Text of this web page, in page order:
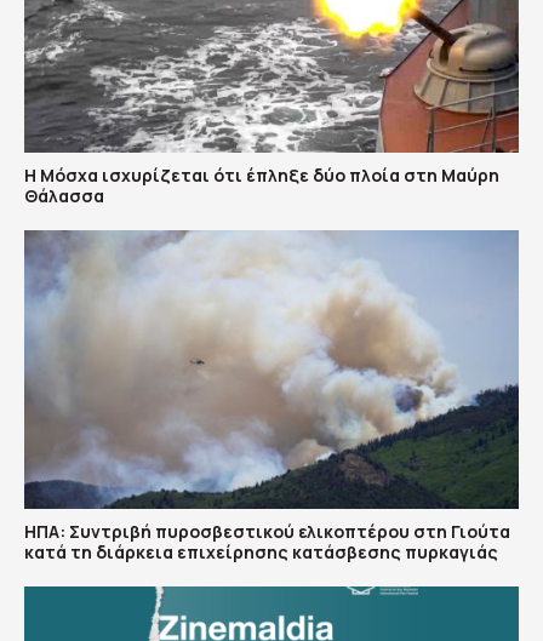
Η Μόσχα ισχυρίζεται ότι έπληξε δύο πλοία στη Μαύρη
Θάλασσα
ΗΠΑ: Συντριβή πυροσβεστικού ελικοπτέρου στη Γιούτα
κατά τη διάρκεια επιχείρησης κατάσβεσης πυρκαγιάς